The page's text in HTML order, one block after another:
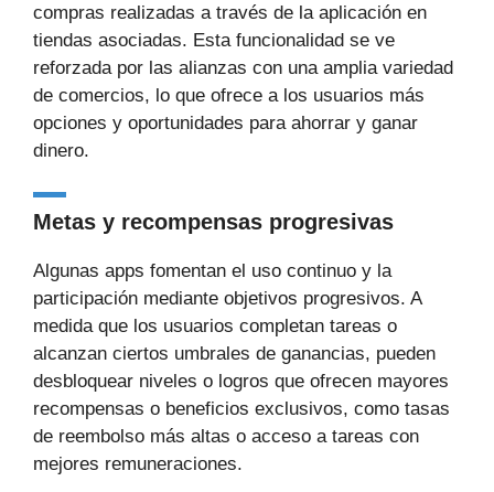
compras realizadas a través de la aplicación en
tiendas asociadas. Esta funcionalidad se ve
reforzada por las alianzas con una amplia variedad
de comercios, lo que ofrece a los usuarios más
opciones y oportunidades para ahorrar y ganar
dinero.
Metas y recompensas progresivas
Algunas apps fomentan el uso continuo y la
participación mediante objetivos progresivos. A
medida que los usuarios completan tareas o
alcanzan ciertos umbrales de ganancias, pueden
desbloquear niveles o logros que ofrecen mayores
recompensas o beneficios exclusivos, como tasas
de reembolso más altas o acceso a tareas con
mejores remuneraciones.